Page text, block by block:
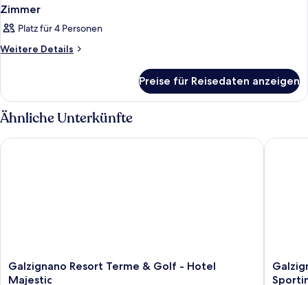
Zimmer
Platz für 4 Personen
Weitere Details
Weitere
Preise für Reisedaten anzeigen
Ähnliche Unterkünfte
Galzignano
Resort
Galzignano Resort Terme & Golf - Hotel
Majestic
Galzignano Resort Terme & Golf - Hotel Majestic
Resort